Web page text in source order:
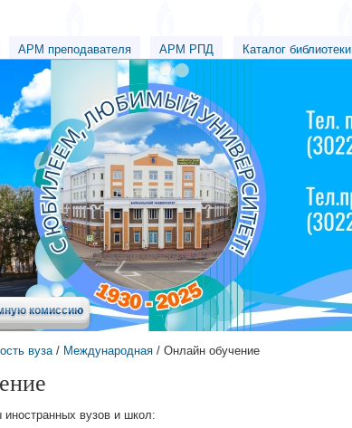
АРМ преподавателя АРМ РПД Каталог библиотеки
комиссию
вуза/ Международная / Онлайн обучение
иностранных вузов и школ: